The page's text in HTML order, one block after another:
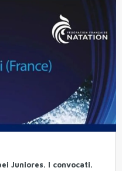
Juniores. I convocati.